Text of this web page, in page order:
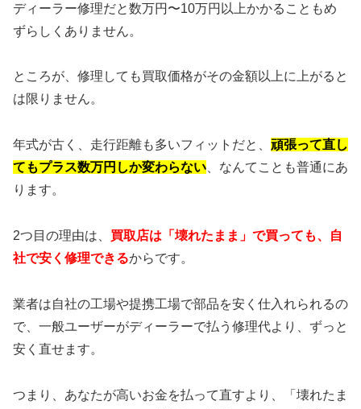
ディーラー修理だと数万円〜10万円以上かかることもめ
ずらしくありません。
ところが、修理しても買取価格がその金額以上に上がると
は限りません。
年式が古く、走行距離も多いフィットだと、 頑張って直し
てもプラス数万円しか変わらない 、なんてことも普通にあ
ります。
2つ目の理由は、 買取店は「壊れたまま」で買っても、自
社で安く修理できるからです。
業者は自社の工場や提携工場で部品を安く仕入れられるの
で、一般ユーザーがディーラーで払う修理代より、ずっと
安く直せます。
つまり、あなたが高いお金を払って直すより、「壊れたま